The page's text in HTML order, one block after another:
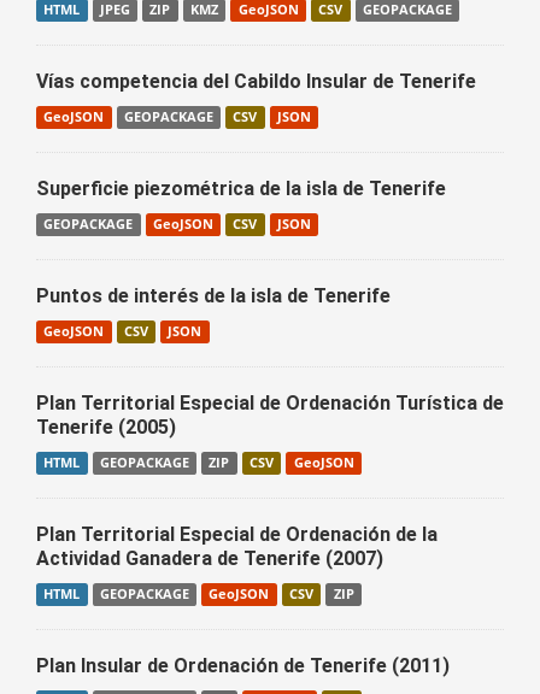
HTML JPEG ZIP KMZ GeoJSON CSV GEOPACKAGE
Vías competencia del Cabildo Insular de Tenerife
GeoJSON GEOPACKAGE CSV JSON
Superficie piezométrica de la isla de Tenerife
GEOPACKAGE GeoJSON CSV JSON
Puntos de interés de la isla de Tenerife
GeoJSON CSV JSON
Plan Territorial Especial de Ordenación Turística de
Tenerife (2005)
HTML GEOPACKAGE ZIP CSV GeoJSON
Plan Territorial Especial de Ordenación de la
Actividad Ganadera de Tenerife (2007)
HTML GEOPACKAGE GeoJSON CSV ZIP
Plan Insular de Ordenación de Tenerife (2011)